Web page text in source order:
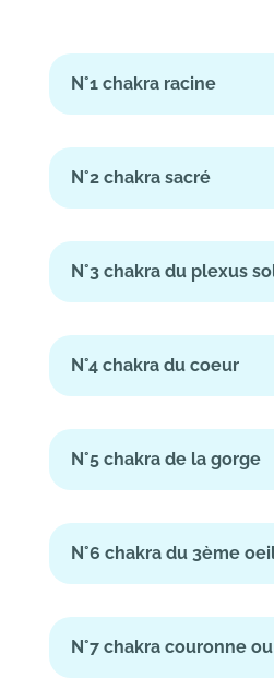
N°1 chakra racine
N°2 chakra sacré
N°3 chakra du plexus
N°4 chakra du coeur
N°5 chakra de la gorge
N°6 chakra du 3ème
N°7 chakra couronne